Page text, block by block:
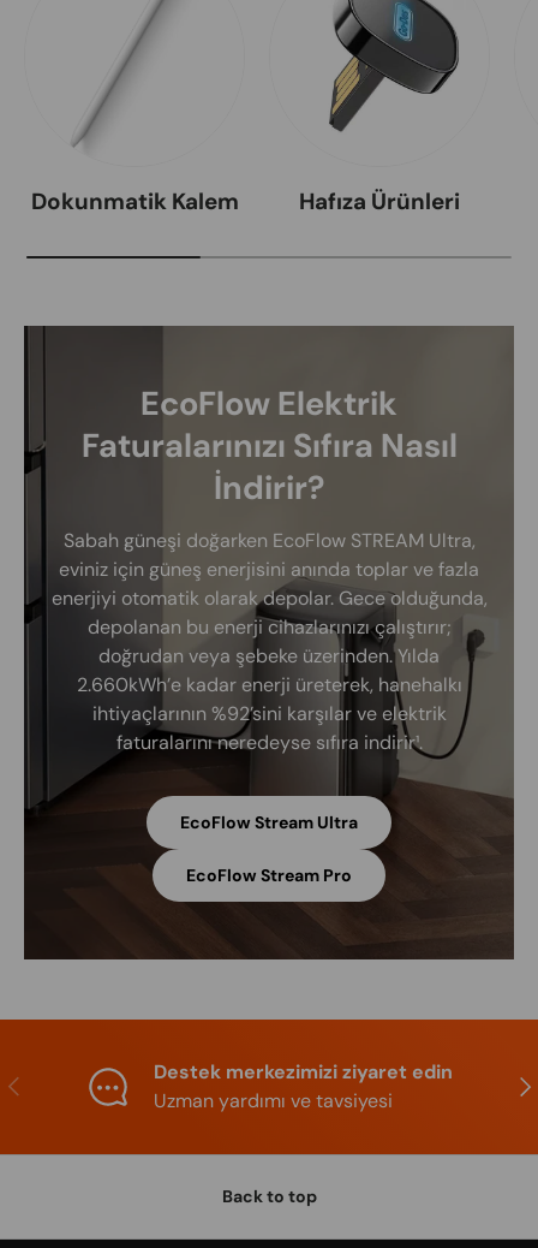
Dokunmatik Kalem Hafıza Ürünleri
EcoFlow Elektrik
Faturalarınızı Sıfıra Nasıl
İndirir?
Sabah güneşi doğarken EcoFlow STREAM Ultra,
eviniz için güneş enerjisini anında toplar ve fazla
enerjiyi otomatik olarak depolar. Gece olduğunda,
depolanan bu enerji cihazlarınızı çalıştırır;
doğrudan veya şebeke üzerinden. Yılda
2.660kWh’e kadar enerji üreterek, hanehalkı
ihtiyaçlarının %92’sini karşılar ve elektrik
faturalarını neredeyse sıfıra indirir¹.
EcoFlow Stream Ultra
EcoFlow Stream Pro
Previous
Destek merkezimizi ziyaret edin
Uzman yardımı ve tavsiyesi
Back to top